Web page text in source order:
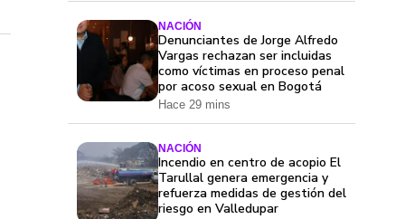
NACIÓN
Denunciantes de Jorge Alfredo
Vargas rechazan ser incluidas
como víctimas en proceso penal
por acoso sexual en Bogotá
Hace 29 mins
NACIÓN
Incendio en centro de acopio El
Tarullal genera emergencia y
refuerza medidas de gestión del
riesgo en Valledupar